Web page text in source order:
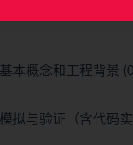
本概念和工程背景
拟与验证（含代码